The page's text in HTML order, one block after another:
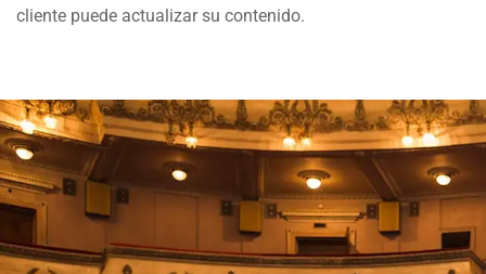
cliente puede actualizar su contenido.